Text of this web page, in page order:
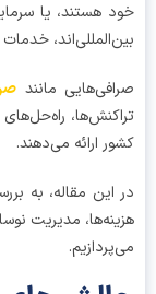
هستند، یا
خدمات
مانندصرافی
راه‌حل‌های
ارائه می‌دهند.
این مقاله، به
مدیریت نوسانات